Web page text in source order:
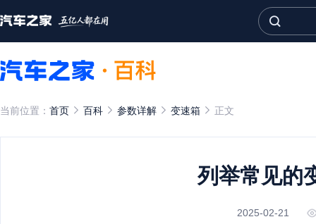
当前位置： 首页 百科 参数详解 变速箱 正文
列举常见的
2025-02-21